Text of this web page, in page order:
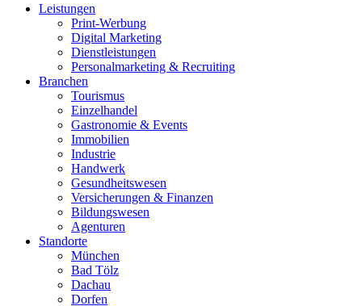
Leistungen
Print-Werbung
Digital Marketing
Dienstleistungen
Personalmarketing & Recruiting
Branchen
Tourismus
Einzelhandel
Gastronomie & Events
Immobilien
Industrie
Handwerk
Gesundheitswesen
Versicherungen & Finanzen
Bildungswesen
Agenturen
Standorte
München
Bad Tölz
Dachau
Dorfen